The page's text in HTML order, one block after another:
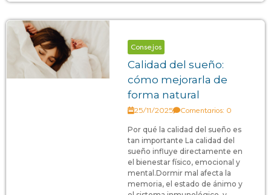
Consejos
Calidad del sueño:
cómo mejorarla de
forma natural
25/11/2025 Comentarios: 0
Por qué la calidad del sueño es
tan importante La calidad del
sueño influye directamente en
el bienestar físico, emocional y
mental.Dormir mal afecta la
memoria, el estado de ánimo y